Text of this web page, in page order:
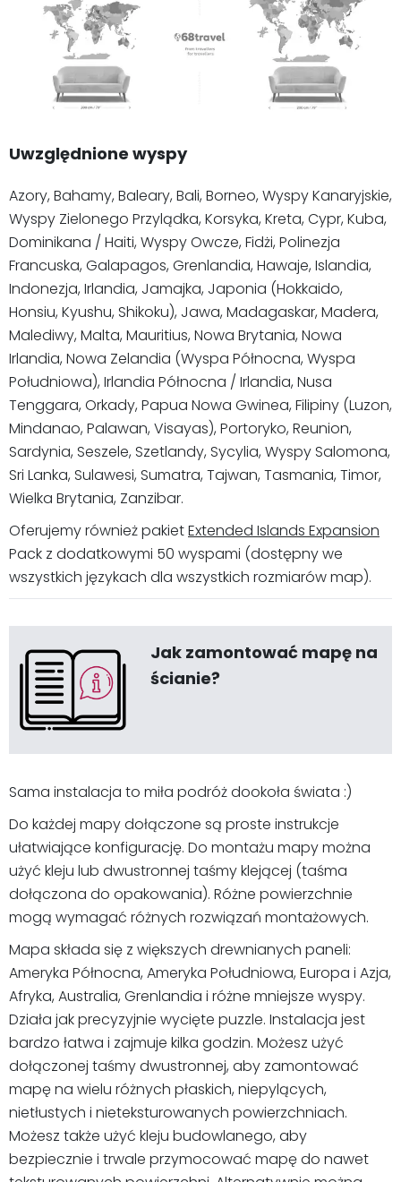
Uwzględnione wyspy
Azory, Bahamy, Baleary, Bali, Borneo, Wyspy Kanaryjskie,
Wyspy Zielonego Przylądka, Korsyka, Kreta, Cypr, Kuba,
Dominikana / Haiti, Wyspy Owcze, Fidżi, Polinezja
Francuska, Galapagos, Grenlandia, Hawaje, Islandia,
Indonezja, Irlandia, Jamajka, Japonia (Hokkaido,
Honsiu, Kyushu, Shikoku), Jawa, Madagaskar, Madera,
Malediwy, Malta, Mauritius, Nowa Brytania, Nowa
Irlandia, Nowa Zelandia (Wyspa Północna, Wyspa
Południowa), Irlandia Północna / Irlandia, Nusa
Tenggara, Orkady, Papua Nowa Gwinea, Filipiny (Luzon,
Mindanao, Palawan, Visayas), Portoryko, Reunion,
Sardynia, Seszele, Szetlandy, Sycylia, Wyspy Salomona,
Sri Lanka, Sulawesi, Sumatra, Tajwan, Tasmania, Timor,
Wielka Brytania, Zanzibar.
Oferujemy również pakietExtended Islands Expansion
Pack z dodatkowymi 50 wyspami (dostępny we
wszystkich językach dla wszystkich rozmiarów map).
Jak zamontować mapę na
ścianie?
Sama instalacja to miła podróż dookoła świata :)
Do każdej mapy dołączone są proste instrukcje
ułatwiające konfigurację. Do montażu mapy można
użyć kleju lub dwustronnej taśmy klejącej (taśma
dołączona do opakowania). Różne powierzchnie
mogą wymagać różnych rozwiązań montażowych.
Mapa składa się z większych drewnianych paneli:
Ameryka Północna, Ameryka Południowa, Europa i Azja,
Afryka, Australia, Grenlandia i różne mniejsze wyspy.
Działa jak precyzyjnie wycięte puzzle. Instalacja jest
bardzo łatwa i zajmuje kilka godzin. Możesz użyć
dołączonej taśmy dwustronnej, aby zamontować
mapę na wielu różnych płaskich, niepylących,
nietłustych i nieteksturowanych powierzchniach.
Możesz także użyć kleju budowlanego, aby
bezpiecznie i trwale przymocować mapę do nawet